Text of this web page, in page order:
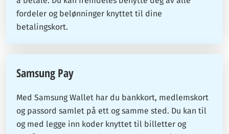
fordeler og belønninger knyttet til dine
betalingskort.
Samsung Pay
Med Samsung Wallet har du bankkort, medlemskort
og passord samlet på ett og samme sted. Du kan til
og med legge inn koder knyttet til billetter og